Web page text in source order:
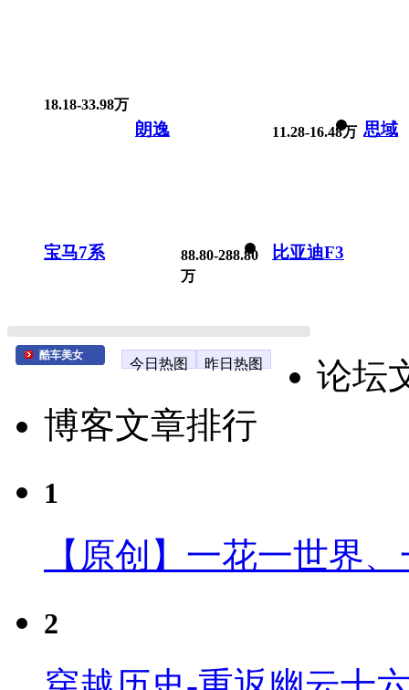
18.18-33.98万
朗逸 11.28-16.48万 思域
宝马7系
88.80-288.80
万
比亚迪F3
酷车美女
今日热图 昨日热图
论坛
博客文章排行
1
【原创】一花一世界
2